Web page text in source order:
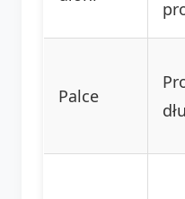
Palce